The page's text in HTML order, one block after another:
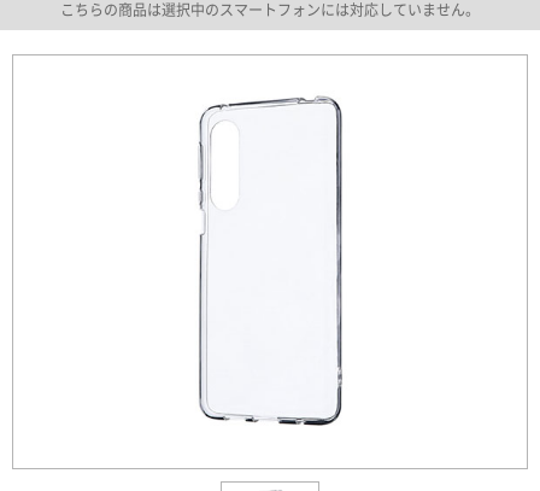
こちらの商品は選択中のスマートフォンには対応していません。